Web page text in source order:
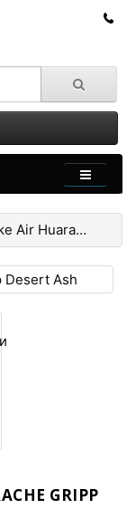
Кроссовки Nike Air Huarache Gripp Desert Ash
GRIPP